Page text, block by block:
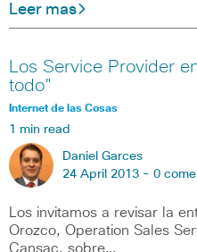
Leer mas
Los Service Provider
todo"
Internet de las Cosas
1 min read
Daniel Garces
24 April 2013 - 0
Los invitamos a revisar la
Orozco, Operation Sales
Cansac, sobre…